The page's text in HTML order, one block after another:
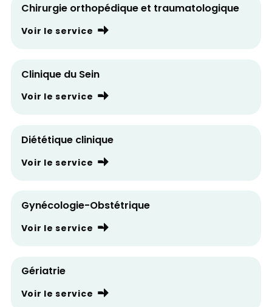
Chirurgie orthopédique et traumatologique
Voir le service
Clinique du Sein
Voir le service
Diététique clinique
Voir le service
Gynécologie-Obstétrique
Voir le service
Gériatrie
Voir le service